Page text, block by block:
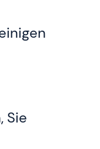
Sie